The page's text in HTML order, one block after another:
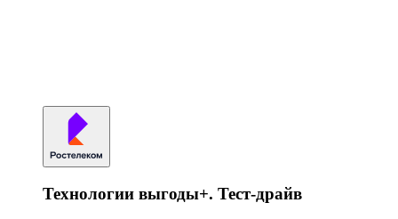
Технологии выгоды+. Тест-драйв